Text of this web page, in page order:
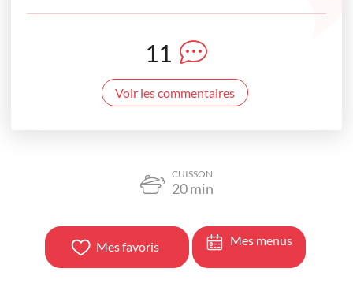
11
Voir les commentaires
CUISSON
20min
Mes favoris Mes menus